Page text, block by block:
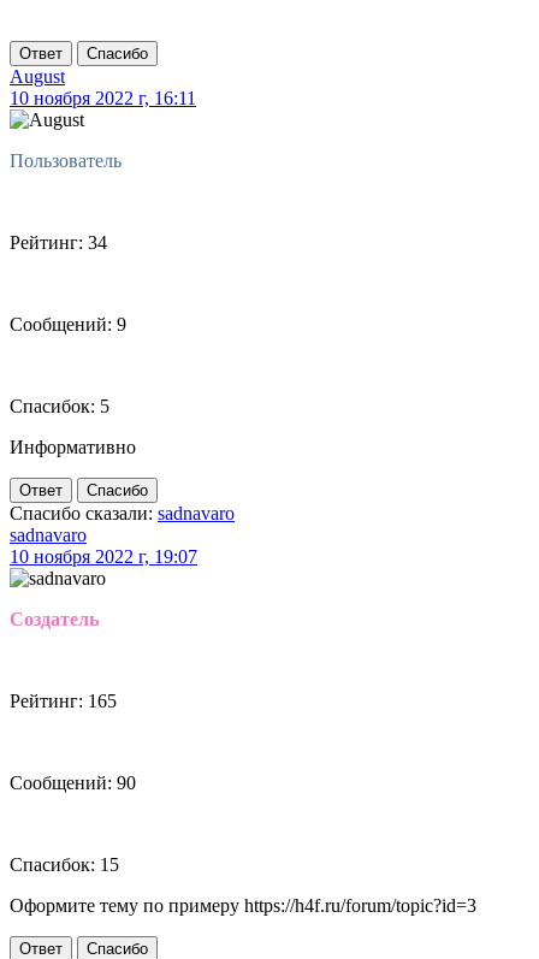
Ответ Спасибо
August
10 ноября 2022 г, 16:11
Пользователь
Рейтинг: 34
Сообщений: 9
Спасибок: 5
Информативно
Ответ Спасибо
Спасибо сказали: sadnavaro
sadnavaro
10 ноября 2022 г, 19:07
Создатель
Рейтинг: 165
Сообщений: 90
Спасибок: 15
Оформите тему по примеру https://h4f.ru/forum/topic?id=3
Ответ Спасибо